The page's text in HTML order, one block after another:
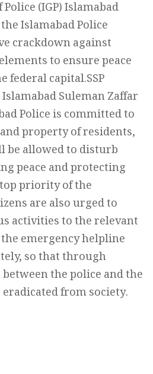
(IGP) Islamabad
Islamabad Police
crackdown against
to ensure peace
capital.SSP
Suleman Zaffar
Police is committed to
property of residents,
be allowed to disturb
peace and protecting
priority of the
are also urged to
activities to the relevant
emergency helpline
so that through
the police and the
from society.